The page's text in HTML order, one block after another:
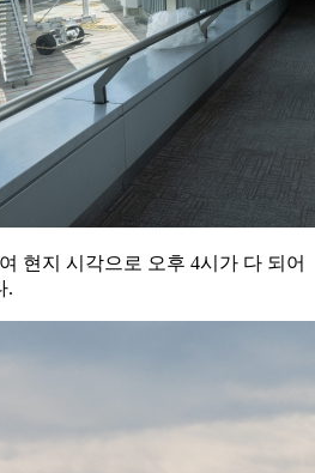
현지 시각으로 오후 4시가 다 되어
.